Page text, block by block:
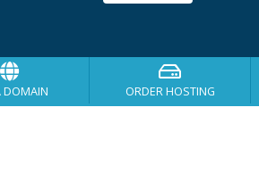
DOMAIN ORDER HOSTING